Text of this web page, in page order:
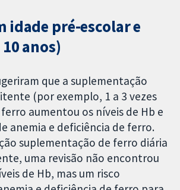
idade pré-escolar e
anos)
que a suplementação
(por exemplo, 1 a 3 vezes
aumentou os níveis de Hb e
anemia e deficiência de ferro.
suplementação de ferro diária
uma revisão não encontrou
de Hb, mas um risco